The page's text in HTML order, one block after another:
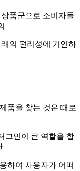
품군으로 소비자들
의 편리성에 기인하
품을 찾는 것은 때로
그인이 큰 역할을 합
하여 사용자가 어떠